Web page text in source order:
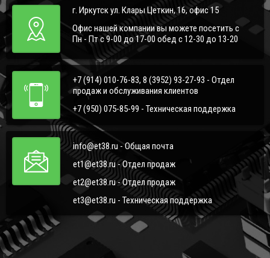
г. Иркутск ул. Клары Цеткин, 16, офис 15
Офис нашей компании вы можете посетить с
Пн - Пт с 9-00 до 17-00 обед с 12-30 до 13-20
+7 (914) 010-76-83, 8 (3952) 93-27-93 - Отдел
продаж и обслуживания клиентов
+7 (950) 075-85-99 - Техническая поддержка
info@et38.ru - Общая почта
et1@et38.ru - Отдел продаж
et2@et38.ru - Отдел продаж
et3@et38.ru - Техническая поддержка